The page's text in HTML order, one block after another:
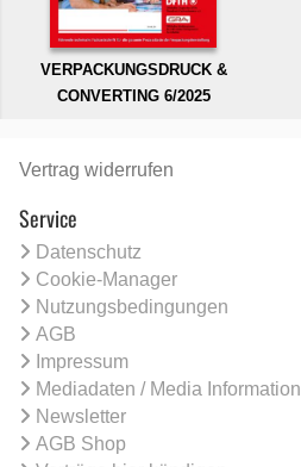
VERPACKUNGSDRUCK &
CONVERTING 6/2025
Vertrag widerrufen
Service
Datenschutz
Cookie-Manager
Nutzungsbedingungen
AGB
Impressum
Mediadaten / Media Information
Newsletter
AGB Shop